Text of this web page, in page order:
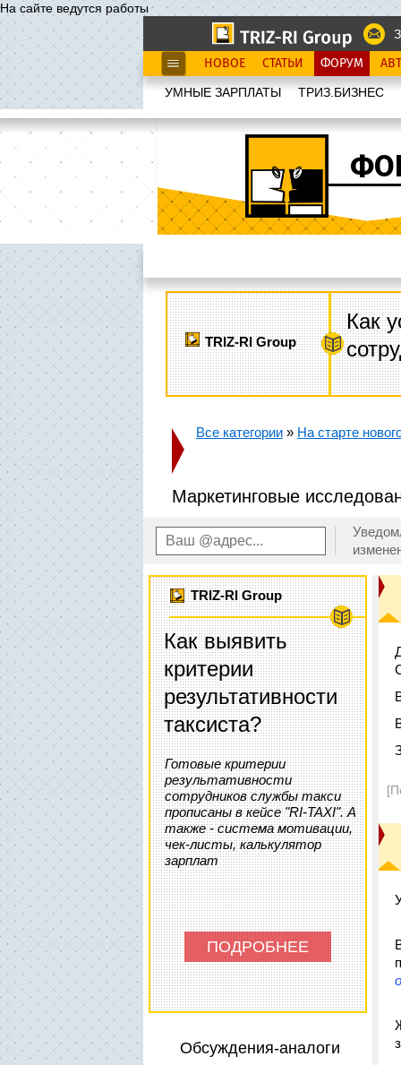
На сайте ведутся работы
НОВОЕ СТАТЬИ ФОРУМ
УМНЫЕ ЗАРПЛАТЫ ТРИЗ.БИЗНЕС
TRIZ-RI Group
Как
Все категории » На старте
Маркетинговые
TRIZ-RI Group
Как выявить
критерии
результативности
таксиста?
Готовые критерии
результативности
сотрудников службы такси
прописаны в кейсе "RI-TAXI". А
также - система мотивации,
чек-листы, калькулятор
зарплат
ПОДРОБНЕЕ
Обсуждения-аналоги